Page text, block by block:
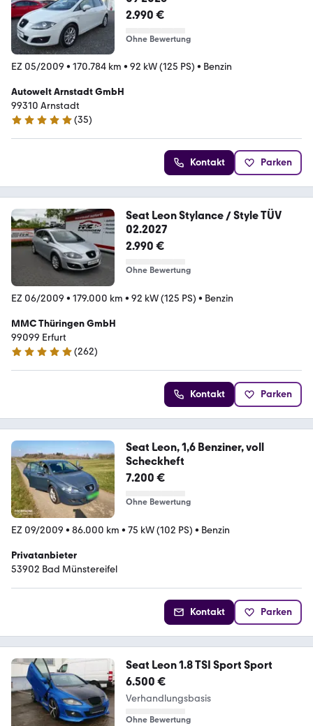
2.990 €
Ohne Bewertung
EZ 05/2009 • 170.784 km • 92 kW (125 PS) • Benzin
Autowelt Arnstadt GmbH
99310 Arnstadt
4.9 Sterne
(35)
Kontakt Parken
Seat Leon Stylance / Style TÜV
02.2027
2.990 €
Ohne Bewertung
EZ 06/2009 • 179.000 km • 92 kW (125 PS) • Benzin
MMC Thüringen GmbH
99099 Erfurt
4.9 Sterne
(262)
Kontakt Parken
Seat Leon, 1,6 Benziner, voll
Scheckheft
7.200 €
Ohne Bewertung
EZ 09/2009 • 86.000 km • 75 kW (102 PS) • Benzin
Privatanbieter
53902 Bad Münstereifel
Kontakt Parken
Seat Leon 1.8 TSI Sport Sport
6.500 €
Verhandlungsbasis
Ohne Bewertung